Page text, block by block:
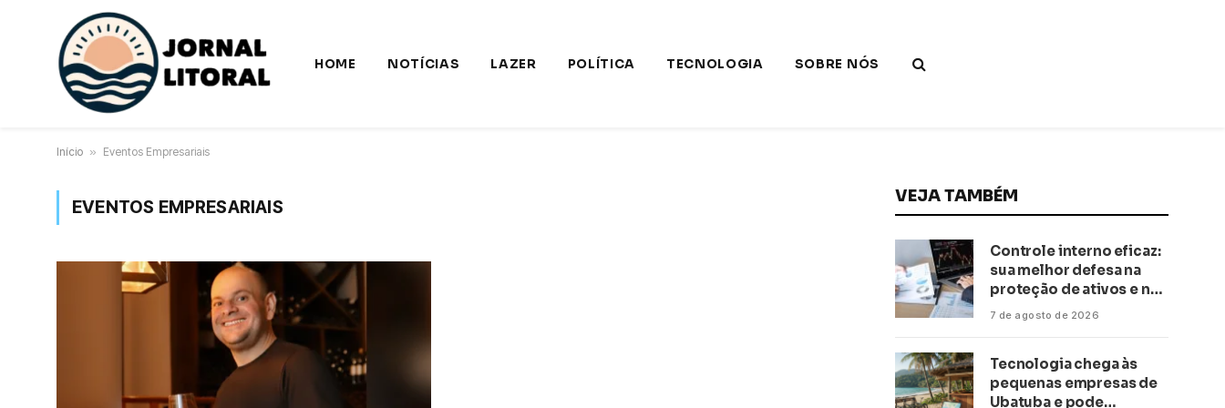
HOME NOTÍCIAS LAZER POLÍTICA TECNOLOGIA SOBRE NÓS
Início » Eventos Empresariais
EVENTOS EMPRESARIAIS
VEJA TAMBÉM
Controle interno eficaz:
sua melhor defesa na
proteção de ativos e na
saúde financeira!
7 de agosto de 2026
Tecnologia chega às
pequenas empresas de
Ubatuba e pode